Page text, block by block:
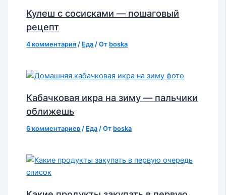
Кулеш с сосисками — пошаговый
рецепт
4 комментария / Еда / От boska
Кабачковая икра на зиму — пальчики
оближешь
6 комментариев / Еда / От boska